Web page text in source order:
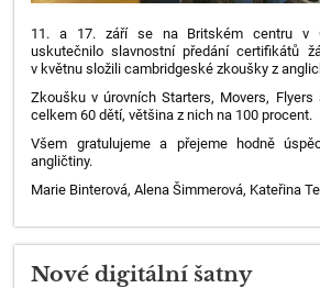
11. a 17. září se na Britském centru v
uskutečnilo slavnostní předání certifikátů
v květnu složili cambridgeské zkoušky z
Zkoušku v úrovních Starters, Movers, Flyers
celkem 60 dětí, většina z nich na 100 procent.
Všem gratulujeme a přejeme hodně
angličtiny.
Marie Binterová, Alena Šimmerová, Kateřina
Nové digitální šatny